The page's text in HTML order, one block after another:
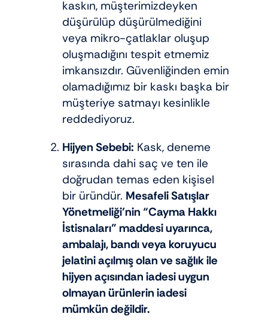
kaskın, müşterimizdeyken
düşürülüp düşürülmediğini
veya mikro-çatlaklar oluşup
oluşmadığını tespit etmemiz
imkansızdır. Güvenliğinden emin
olamadığımız bir kaskı başka bir
müşteriye satmayı kesinlikle
reddediyoruz.
Hijyen Sebebi: Kask, deneme
sırasında dahi saç ve ten ile
doğrudan temas eden kişisel
bir üründür. Mesafeli Satışlar
Yönetmeliği’nin “Cayma Hakkı
İstisnaları” maddesi uyarınca,
ambalajı, bandı veya koruyucu
jelatini açılmış olan ve sağlık ile
hijyen açısından iadesi uygun
olmayan ürünlerin iadesi
mümkün değildir.